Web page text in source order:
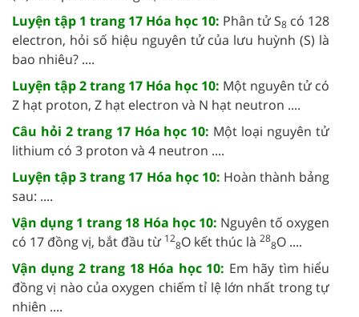
Luyện tập 1 trang 17 Hóa học 10: Phân tử S8 có 128
electron, hỏi số hiệu nguyên tử của lưu huỳnh (S) là
bao nhiêu? ....
Luyện tập 2 trang 17 Hóa học 10: Một nguyên tử có
Z hạt proton, Z hạt electron và N hạt neutron ....
Câu hỏi 2 trang 17 Hóa học 10: Một loại nguyên tử
lithium có 3 proton và 4 neutron ....
Luyện tập 3 trang 17 Hóa học 10: Hoàn thành bảng
sau: ....
Vận dụng 1 trang 18 Hóa học 10: Nguyên tố oxygen
có 17 đồng vị, bắt đầu từ 12
8O kết thúc là 28
8O ....
Vận dụng 2 trang 18 Hóa học 10: Em hãy tìm hiểu
đồng vị nào của oxygen chiếm tỉ lệ lớn nhất trong tự
nhiên ....